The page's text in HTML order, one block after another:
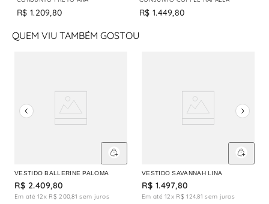
R$ 1.209,80 R$ 1.449,80
QUEM VIU TAMBÉM GOSTOU
VESTIDO BALLERINE PALOMA
R$ 2.409,80
Em até12x R$ 200,81 sem juros
VESTIDO SAVANNAH LINA
R$ 1.497,80
Em até12x R$ 124,81 sem juros